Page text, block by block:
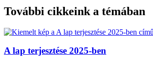
További cikkeink a témában
A lap terjesztése 2025-ben